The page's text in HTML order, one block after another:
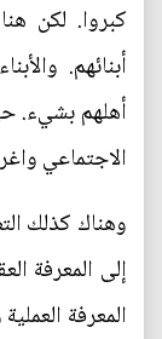
كبروا. لكن
أبنائهم.
أهلهم بشيء.
الاجتماعي
وهناك كذلك
إلى المعرفة
المعرفة